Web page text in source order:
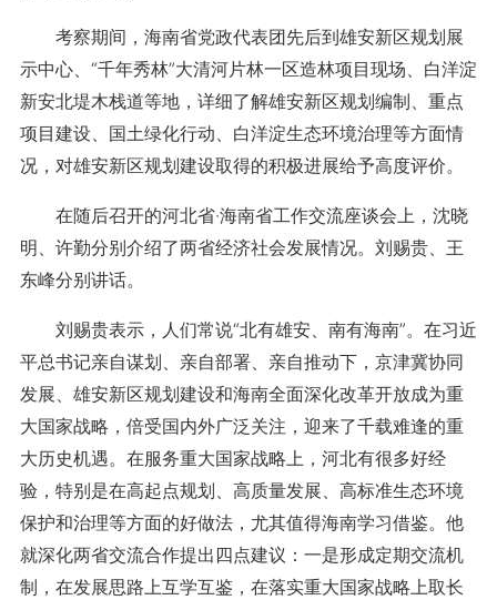
考察期间，海南省党政代表团先后到雄安新区规划展
示中心、“千年秀林”大清河片林一区造林项目现场、白洋淀
新安北堤木栈道等地，详细了解雄安新区规划编制、重点
项目建设、国土绿化行动、白洋淀生态环境治理等方面情
况，对雄安新区规划建设取得的积极进展给予高度评价。
在随后召开的河北省·海南省工作交流座谈会上，沈晓
明、许勤分别介绍了两省经济社会发展情况。刘赐贵、王
东峰分别讲话。
刘赐贵表示，人们常说“北有雄安、南有海南”。在习近
平总书记亲自谋划、亲自部署、亲自推动下，京津冀协同
发展、雄安新区规划建设和海南全面深化改革开放成为重
大国家战略，倍受国内外广泛关注，迎来了千载难逢的重
大历史机遇。在服务重大国家战略上，河北有很多好经
验，特别是在高起点规划、高质量发展、高标准生态环境
保护和治理等方面的好做法，尤其值得海南学习借鉴。他
就深化两省交流合作提出四点建议：一是形成定期交流机
制，在发展思路上互学互鉴，在落实重大国家战略上取长